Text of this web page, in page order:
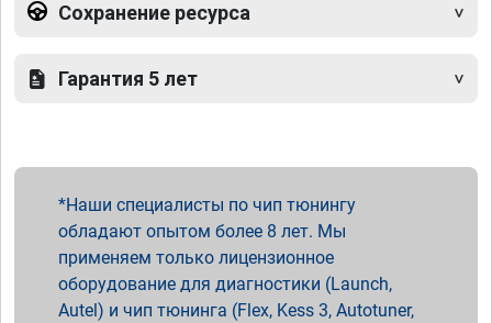
Сохранение ресурса
Гарантия 5 лет
Наши специалисты по чип тюнингу
обладают опытом более 8 лет. Мы
применяем только лицензионное
оборудование для диагностики (Launch,
Autel) и чип тюнинга (Flex, Kess 3, Autotuner,